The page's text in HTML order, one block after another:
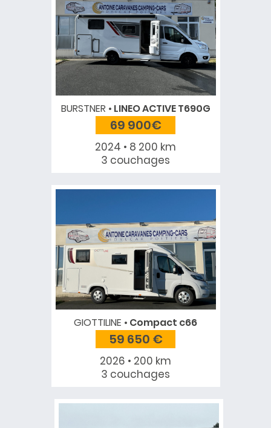
BURSTNER LINEO ACTIVE T690G
69 900€
2024 • 8 200 km
3 couchages
GIOTTILINE Compact c66
59 650 €
2026 • 200 km
3 couchages